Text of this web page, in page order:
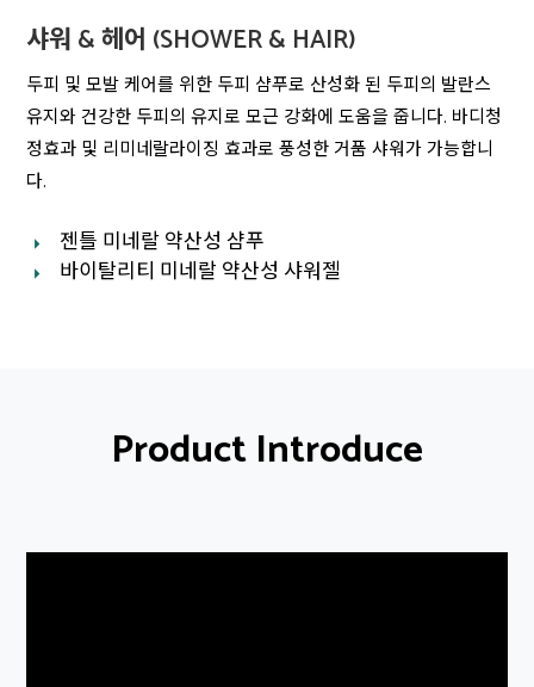
샤워 & 헤어 (SHOWER & HAIR)
두피 및 모발 케어를 위한 두피 샴푸로 산성화 된 두피의 발란스
유지와 건강한 두피의 유지로 모근 강화에 도움을 줍니다. 바디청
정효과 및 리미네랄라이징 효과로 풍성한 거품 샤워가 가능합니
다.
젠틀 미네랄 약산성 샴푸
바이탈리티 미네랄 약산성 샤워젤
Product Introduce